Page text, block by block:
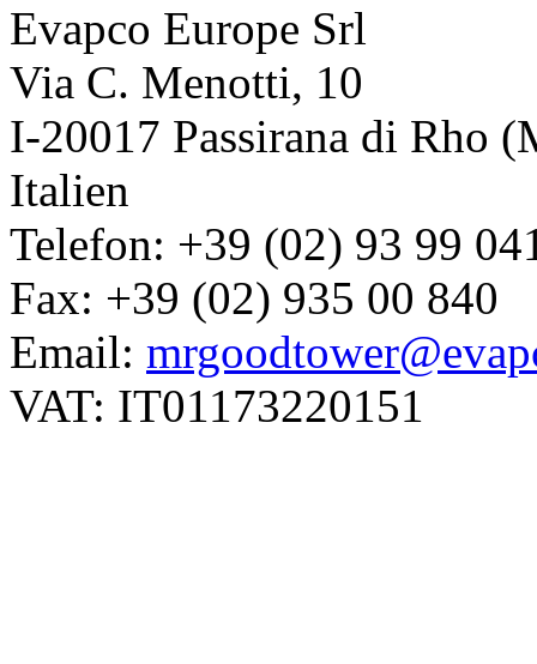
Evapco Europe Srl
Via C. Menotti, 10
I-20017 Passirana di Rho
Italien
Telefon: +39 (02) 93 99
Fax: +39 (02) 935 00 840
Email:
VAT: IT01173220151